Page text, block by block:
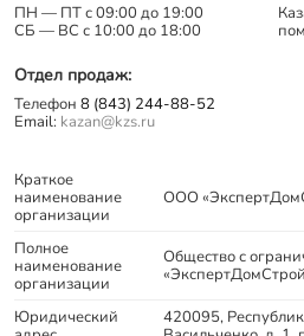
ПН — ПТ с 09:00 до 19:00
СБ — ВС с 10:00 до 18:00
Отдел продаж:
Телефон 8 (843) 244-88-52
Email: kazan@kzs.ru
Краткое
наименование
организации
ООО
Полное
наименование
организации
Общество с
Юридический
420095,